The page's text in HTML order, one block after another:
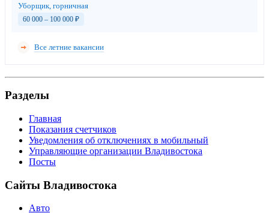
Уборщик, горничная
60 000 – 100 000 ₽
Все летние вакансии
Разделы
Главная
Показания счетчиков
Уведомления об отключениях в мобильный
Управляющие организации Владивостока
Посты
Сайты Владивостока
Авто